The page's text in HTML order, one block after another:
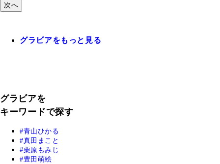
次へ
グラビアをもっと見る
グラビアを
キーワードで探す
青山ひかる
真田まこと
栗原もみじ
豊田萌絵